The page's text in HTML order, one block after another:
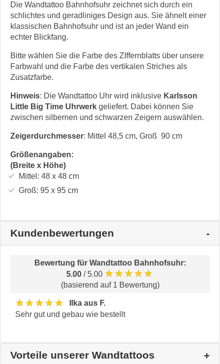
Die Wandtattoo Bahnhofsuhr zeichnet sich durch ein
schlichtes und geradliniges Design aus. Sie ähnelt einer
klassischen Bahnhofsuhr und ist an jeder Wand ein
echter Blickfang.
Bitte wählen Sie die Farbe des ZIffernblatts über unsere
Farbwahl und die Farbe des vertikalen Striches als
Zusatzfarbe.
Hinweis: Die Wandtattoo Uhr wird inklusive Karlsson
Little Big Time Uhrwerk geliefert. Dabei können Sie
zwischen silbernen und schwarzen Zeigern auswählen.
Zeigerdurchmesser: Mittel 48,5 cm, Groß 90 cm
Größenangaben:
(Breite x Höhe)
Mittel: 48 x 48cm
Groß: 95 x 95cm
Kundenbewertungen
Bewertung für Wandtattoo Bahnhofsuhr:
5.00 / 5.00 ★★★★★
(basierend auf 1 Bewertung)
★★★★★
Ilka aus F.
Sehr gut und gebau wie bestellt
Vorteile unserer Wandtattoos